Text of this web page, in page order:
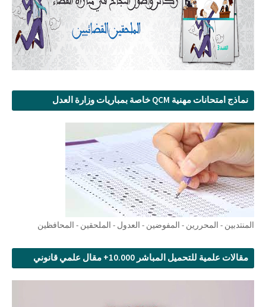
نماذج امتحانات مهنية QCM خاصة بمباريات وزارة العدل
المنتدبين - المحررين - المفوضين - العدول - الملحقين - المحافظين
مقالات علمية للتحميل المباشر 10.000+ مقال علمي قانوني